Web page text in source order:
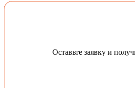
Оставьте заявку и